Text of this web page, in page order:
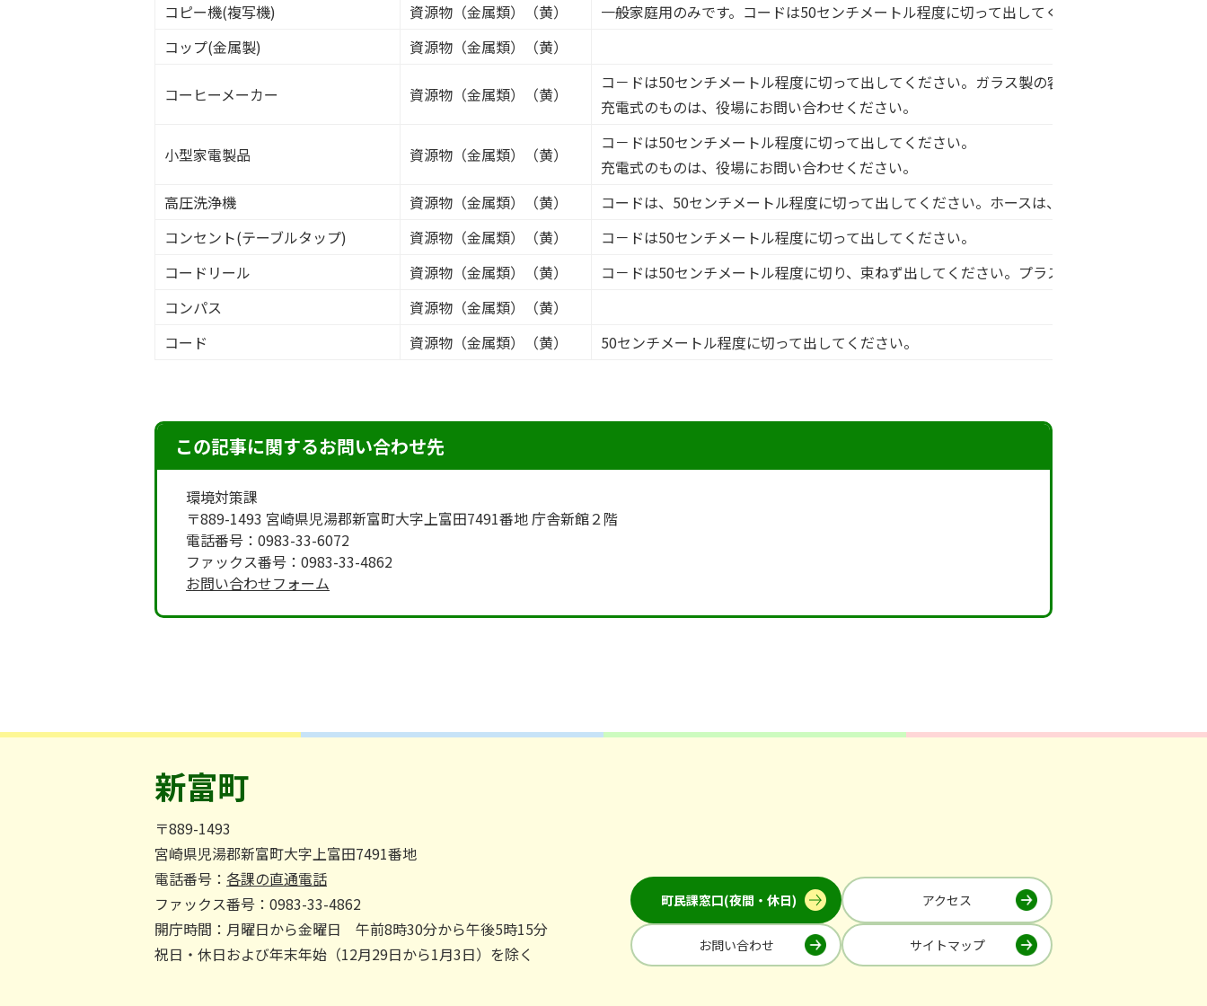
コピー機(複写機)
資源物（金属類）（黄）
一般家庭用のみです。コードは50センチメートル程度に切って出してください。
コップ(金属製)
資源物（金属類）（黄）
コーヒーメーカー 資源物（金属類）（黄）
コ－ドは50センチメートル程度に切って出してください。ガラス製の容器は燃やせないごみ(
充電式のものは、役場にお問い合わせください。
小型家電製品 資源物（金属類）（黄）
コ－ドは50センチメートル程度に切って出してください。
充電式のものは、役場にお問い合わせください。
高圧洗浄機
資源物（金属類）（黄）
コードは、50センチメートル程度に切って出してください。ホースは、1M程度に切って燃や
コンセント(テーブルタップ)
資源物（金属類）（黄）
コ－ドは50センチメートル程度に切って出してください。
コードリール
資源物（金属類）（黄）
コ－ドは50センチメートル程度に切り、束ねず出してください。プラスチック製は燃やせる
コンパス
資源物（金属類）（黄）
コード
資源物（金属類）（黄） 50センチメートル程度に切って出してください。
この記事に関するお問い合わせ先
環境対策課
〒889-1493 宮崎県児湯郡新富町大字上富田7491番地 庁舎新館２階
電話番号：0983-33-6072
ファックス番号：0983-33-4862
お問い合わせフォーム
新富町
〒889-1493
宮崎県児湯郡新富町大字上富田7491番地
電話番号： 各課の直通電話
ファックス番号：0983-33-4862
開庁時間：月曜日から金曜日 午前8時30分から午後5時15分
祝日・休日および年末年始（12月29日から1月3日）を除く
町民課窓口(夜間・休日) アクセス
お問い合わせ サイトマップ